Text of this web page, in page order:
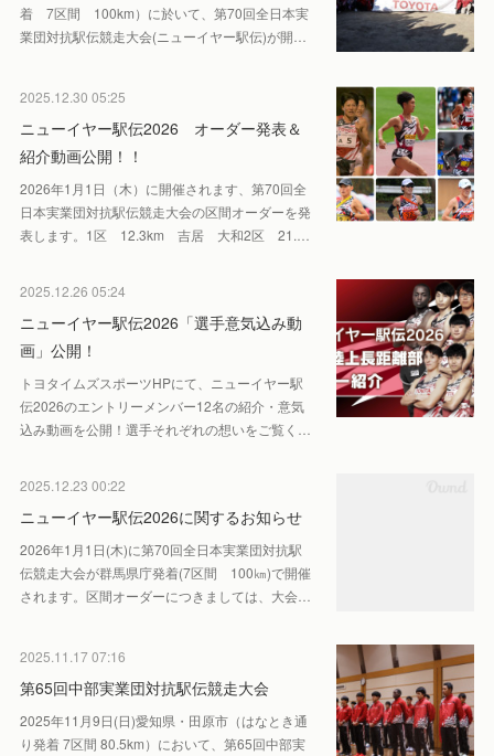
着 7区間 100km）に於いて、第70回全日本実
業団対抗駅伝競走大会(ニューイヤー駅伝)が開…
2025.12.30 05:25
ニューイヤー駅伝2026 オーダー発表＆
紹介動画公開！！
2026年1月1日（木）に開催されます、第70回全
日本実業団対抗駅伝競走大会の区間オーダーを発
表します。1区 12.3km 吉居 大和2区 21.…
2025.12.26 05:24
ニューイヤー駅伝2026「選手意気込み動
画」公開！
トヨタイムズスポーツHPにて、ニューイヤー駅
伝2026のエントリーメンバー12名の紹介・意気
込み動画を公開！選手それぞれの想いをご覧く…
2025.12.23 00:22
ニューイヤー駅伝2026に関するお知らせ
2026年1月1日(木)に第70回全日本実業団対抗駅
伝競走大会が群馬県庁発着(7区間 100㎞)で開催
されます。区間オーダーにつきましては、大会…
2025.11.17 07:16
第65回中部実業団対抗駅伝競走大会
2025年11月9日(日)愛知県・田原市（はなとき通
り発着 7区間 80.5km）において、第65回中部実